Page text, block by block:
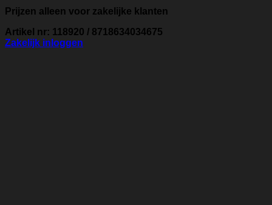
Prijzen alleen voor zakelijke klanten
Artikel nr: 118920 / 8718634034675
Zakelijk inloggen